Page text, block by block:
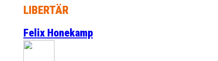
LIBERTÄR
Felix Honekamp